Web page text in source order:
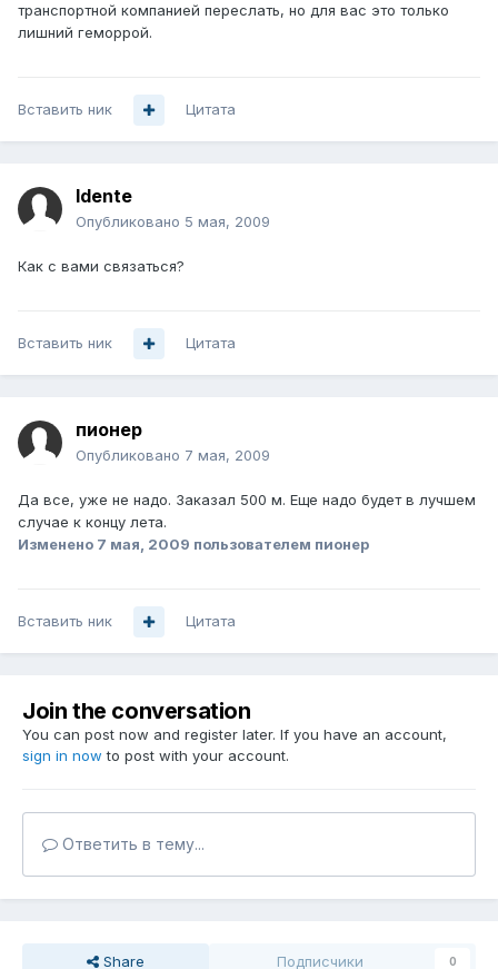
транспортной компанией переслать, но для вас это только
лишний геморрой.
Вставить ник Цитата
Idente
Опубликовано 5 мая, 2009
Как с вами связаться?
Вставить ник Цитата
пионер
Опубликовано 7 мая, 2009
Да все, уже не надо. Заказал 500 м. Еще надо будет в лучшем
случае к концу лета.
Изменено 7 мая, 2009 пользователем пионер
Вставить ник Цитата
Join the conversation
You can post now and register later. If you have an account,
sign in now to post with your account.
Ответить в тему...
Share Подписчики 0